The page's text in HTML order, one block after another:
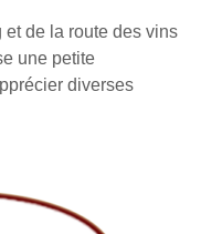
de la route des vins
une petite
diverses